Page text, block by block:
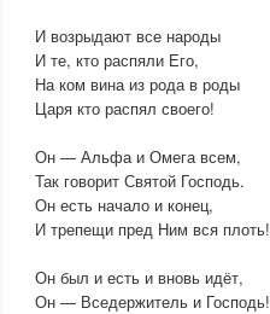
И возрыдают все народы
И те, кто распяли Его,
На ком вина из рода в роды
Царя кто распял своего!
Он — Альфа и Омега всем,
Так говорит Святой Господь.
Он есть начало и конец,
И трепещи пред Ним вся плоть!
Он был и есть и вновь идёт,
Он — Вседержитель и Господь!